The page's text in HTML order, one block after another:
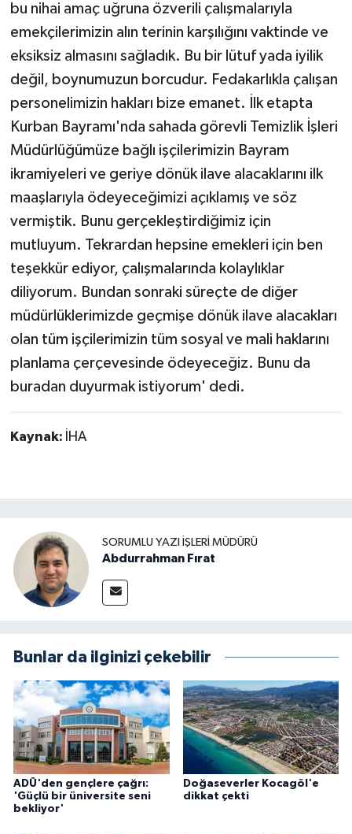
bu nihai amaç uğruna özverili çalışmalarıyla
emekçilerimizin alın terinin karşılığını vaktinde ve
eksiksiz almasını sağladık. Bu bir lütuf yada iyilik
değil, boynumuzun borcudur. Fedakarlıkla çalışan
personelimizin hakları bize emanet. İlk etapta
Kurban Bayramı'nda sahada görevli Temizlik İşleri
Müdürlüğümüze bağlı işçilerimizin Bayram
ikramiyeleri ve geriye dönük ilave alacaklarını ilk
maaşlarıyla ödeyeceğimizi açıklamış ve söz
vermiştik. Bunu gerçekleştirdiğimiz için
mutluyum. Tekrardan hepsine emekleri için ben
teşekkür ediyor, çalışmalarında kolaylıklar
diliyorum. Bundan sonraki süreçte de diğer
müdürlüklerimizde geçmişe dönük ilave alacakları
olan tüm işçilerimizin tüm sosyal ve mali haklarını
planlama çerçevesinde ödeyeceğiz. Bunu da
buradan duyurmak istiyorum' dedi.
Kaynak: İHA
SORUMLU YAZI İŞLERI MÜDÜRÜ
Abdurrahman Fırat
Bunlar da ilginizi çekebilir
ADÜ'den gençlere çağrı:
'Güçlü bir üniversite seni
bekliyor'
Doğaseverler Kocagöl'e
dikkat çekti